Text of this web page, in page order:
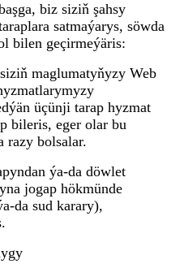
biz siziň şahsy
satmaýarys, söwda
bilen geçirmeýäris:
maglumatyňyzy Web
üçünji tarap hyzmat
bileris, eger olar bu
razy bolsalar.
ýa-da döwlet
jogap hökmünde
da sud karary),